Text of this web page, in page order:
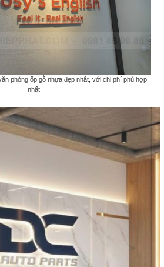
phòng ốp gỗ nhựa đẹp nhât, với chi phí phù hợp
nhất